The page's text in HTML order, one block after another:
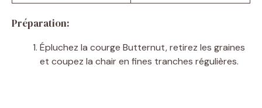
Préparation:
Épluchez la courge Butternut, retirez les graines
et coupez la chair en fines tranches régulières.